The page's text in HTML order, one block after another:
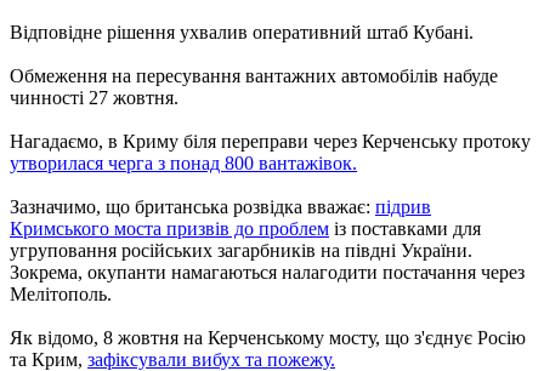
Відповідне рішення ухвалив оперативний штаб Кубані.
Обмеження на пересування вантажних автомобілів набуде
чинності 27 жовтня.
Нагадаємо, в Криму біля переправи через Керченську протоку
утворилася черга з понад 800 вантажівок.
Зазначимо, що британська розвідка вважає: підрив
Кримського моста призвів до проблем із поставками для
угруповання російських загарбників на півдні України.
Зокрема, окупанти намагаються налагодити постачання через
Мелітополь.
Як відомо, 8 жовтня на Керченському мосту, що з'єднує Росію
та Крим, зафіксували вибух та пожежу.